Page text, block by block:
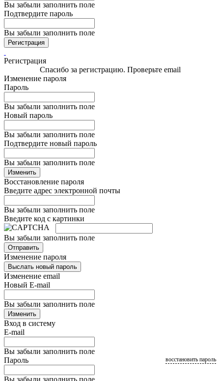
Вы забыли заполнить поле
Подтвердите пароль
Вы забыли заполнить поле
Регистрация
Регистрация
Спасибо за регистрацию. Проверьте email
Изменение пароля
Пароль
Вы забыли заполнить поле
Новый пароль
Вы забыли заполнить поле
Подтвердите новый пароль
Вы забыли заполнить поле
Изменить
Восстановление пароля
Введите адрес электронной почты
Вы забыли заполнить поле
Введите код с картинки
Вы забыли заполнить поле
Отправить
Изменение пароля
Выслать новый пароль
Изменение email
Новый E-mail
Вы забыли заполнить поле
Изменить
Вход в систему
E-mail
Вы забыли заполнить поле
Пароль
Вы забыли заполнить поле
восстановить пароль